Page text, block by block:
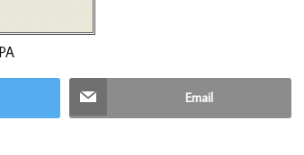
Email